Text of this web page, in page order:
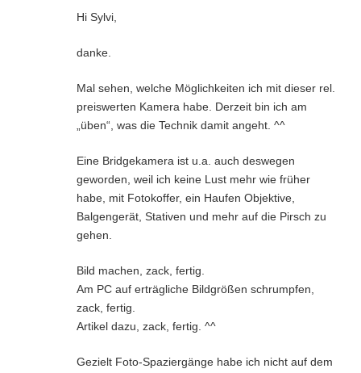
Hi Sylvi,
danke.
Mal sehen, welche Möglichkeiten ich mit dieser rel.
preiswerten Kamera habe. Derzeit bin ich am
„üben“, was die Technik damit angeht. ^^
Eine Bridgekamera ist u.a. auch deswegen
geworden, weil ich keine Lust mehr wie früher
habe, mit Fotokoffer, ein Haufen Objektive,
Balgengerät, Stativen und mehr auf die Pirsch zu
gehen.
Bild machen, zack, fertig.
Am PC auf erträgliche Bildgrößen schrumpfen,
zack, fertig.
Artikel dazu, zack, fertig. ^^
Gezielt Foto-Spaziergänge habe ich nicht auf dem